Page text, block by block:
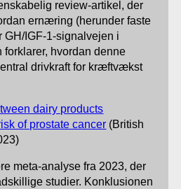
review-artikel, der
ernæring (herunder faste
IGF-1-signalvejen i
forklarer, hvordan denne
drivkraft for kræftvækst
dairy products
of prostate cancer (British
meta-analyse fra 2023, der
studier. Konklusionen